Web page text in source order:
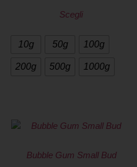
Scegli
10g 50g 100g
200g 500g 1000g
Bubble Gum Small Bud